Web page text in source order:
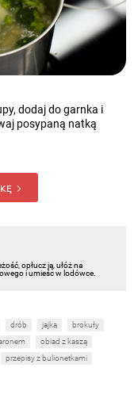
dodaj do garnka i
posypaną natką
opłucz ją, ułóż na
i umieśc w lodówce.
drób jajka
brokuły
obiad z kaszą
przepisy z bulionetkami